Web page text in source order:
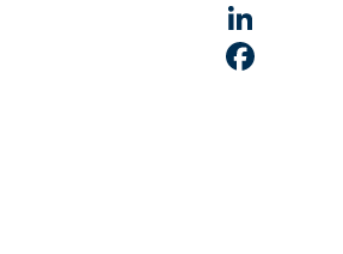
Twitter
LinkedIn